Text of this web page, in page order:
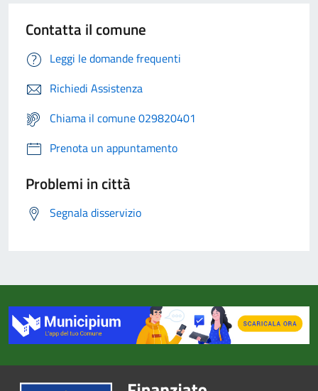
Contatta il comune
Leggi le domande frequenti
Richiedi Assistenza
Chiama il comune 029820401
Prenota un appuntamento
Problemi in città
Segnala disservizio